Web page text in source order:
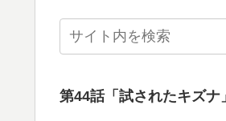
第44話「試されたキズナ」